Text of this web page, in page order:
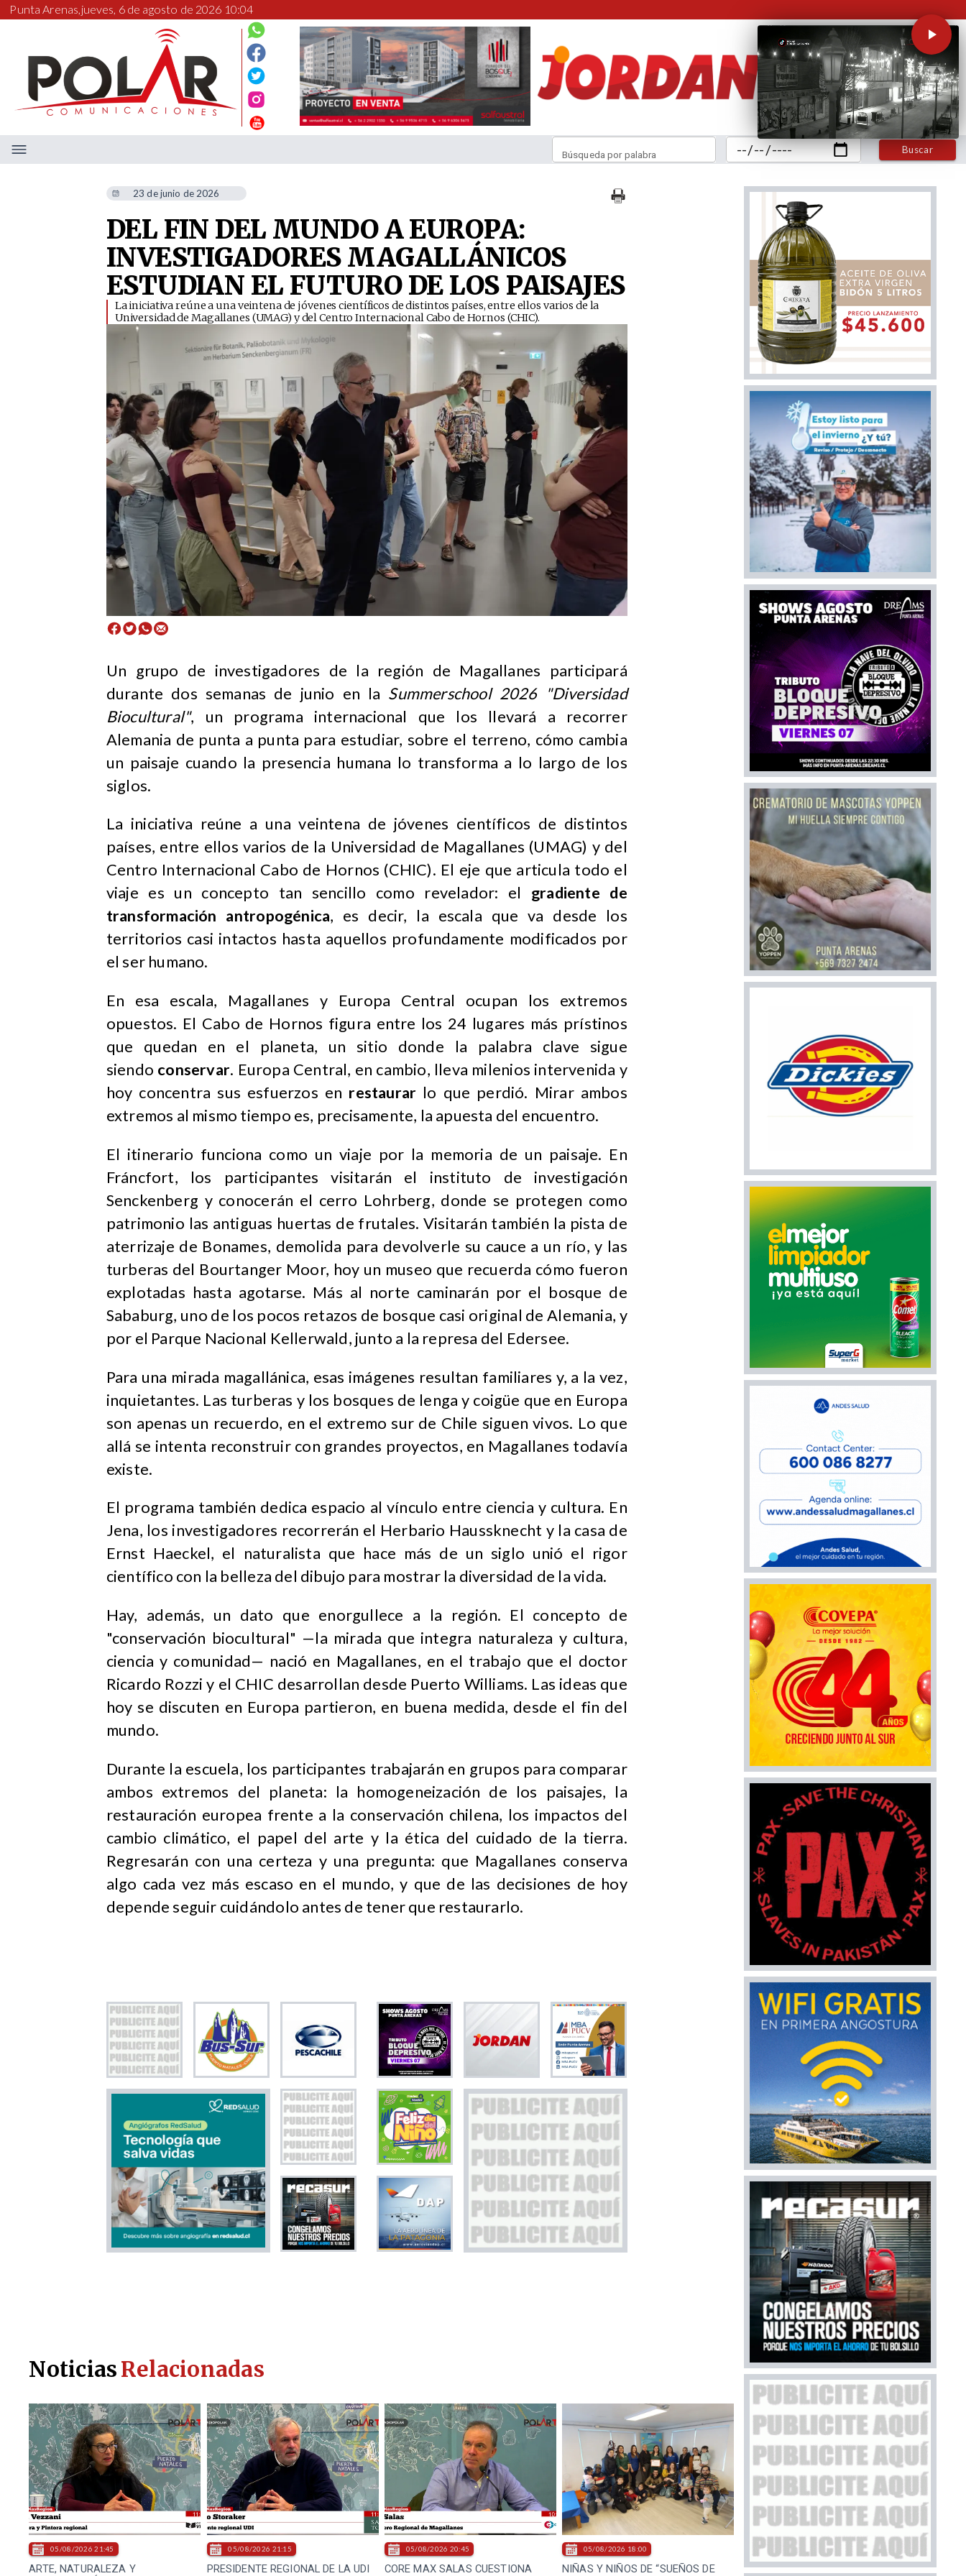
Punta Arenas,jueves, 6 de agosto de 2026 10:04
Buscar
Búsqueda por palabra
23 de junio de 2026
DEL FIN DEL MUNDO A EUROPA:
INVESTIGADORES MAGALLÁNICOS
ESTUDIAN EL FUTURO DE LOS PAISAJES
La iniciativa reúne a una veintena de jóvenes científicos de distintos países, entre ellos varios de la
Universidad de Magallanes (UMAG) y del Centro Internacional Cabo de Hornos (CHIC).
Un grupo de investigadores de la región de Magallanes participará
durante dos semanas de junio en la Summerschool 2026 "Diversidad
Biocultural", un programa internacional que los llevará a recorrer
Alemania de punta a punta para estudiar, sobre el terreno, cómo cambia
un paisaje cuando la presencia humana lo transforma a lo largo de los
siglos.
La iniciativa reúne a una veintena de jóvenes científicos de distintos
países, entre ellos varios de la Universidad de Magallanes (UMAG) y del
Centro Internacional Cabo de Hornos (CHIC). El eje que articula todo el
viaje es un concepto tan sencillo como revelador: el gradiente de
transformación antropogénica, es decir, la escala que va desde los
territorios casi intactos hasta aquellos profundamente modificados por
el ser humano.
En esa escala, Magallanes y Europa Central ocupan los extremos
opuestos. El Cabo de Hornos figura entre los 24 lugares más prístinos
que quedan en el planeta, un sitio donde la palabra clave sigue
siendo conservar. Europa Central, en cambio, lleva milenios intervenida y
hoy concentra sus esfuerzos en restaurar lo que perdió. Mirar ambos
extremos al mismo tiempo es, precisamente, la apuesta del encuentro.
El itinerario funciona como un viaje por la memoria de un paisaje. En
Fráncfort, los participantes visitarán el instituto de investigación
Senckenberg y conocerán el cerro Lohrberg, donde se protegen como
patrimonio las antiguas huertas de frutales. Visitarán también la pista de
aterrizaje de Bonames, demolida para devolverle su cauce a un río, y las
turberas del Bourtanger Moor, hoy un museo que recuerda cómo fueron
explotadas hasta agotarse. Más al norte caminarán por el bosque de
Sababurg, uno de los pocos retazos de bosque casi original de Alemania, y
por el Parque Nacional Kellerwald, junto a la represa del Edersee.
Para una mirada magallánica, esas imágenes resultan familiares y, a la vez,
inquietantes. Las turberas y los bosques de lenga y coigüe que en Europa
son apenas un recuerdo, en el extremo sur de Chile siguen vivos. Lo que
allá se intenta reconstruir con grandes proyectos, en Magallanes todavía
existe.
El programa también dedica espacio al vínculo entre ciencia y cultura. En
Jena, los investigadores recorrerán el Herbario Haussknecht y la casa de
Ernst Haeckel, el naturalista que hace más de un siglo unió el rigor
científico con la belleza del dibujo para mostrar la diversidad de la vida.
Hay, además, un dato que enorgullece a la región. El concepto de
"conservación biocultural" —la mirada que integra naturaleza y cultura,
ciencia y comunidad— nació en Magallanes, en el trabajo que el doctor
Ricardo Rozzi y el CHIC desarrollan desde Puerto Williams. Las ideas que
hoy se discuten en Europa partieron, en buena medida, desde el fin del
mundo.
Durante la escuela, los participantes trabajarán en grupos para comparar
ambos extremos del planeta: la homogeneización de los paisajes, la
restauración europea frente a la conservación chilena, los impactos del
cambio climático, el papel del arte y la ética del cuidado de la tierra.
Regresarán con una certeza y una pregunta: que Magallanes conserva
algo cada vez más escaso en el mundo, y que de las decisiones de hoy
depende seguir cuidándolo antes de tener que restaurarlo.
ARTE, NATURALEZA Y
05/08/2026 21:45
PRESIDENTE REGIONAL DE LA UDI
05/08/2026 21:15
CORE MAX SALAS CUESTIONA
05/08/2026 20:45
NIÑAS Y NIÑOS DE “SUEÑOS DE
05/08/2026 18:00
NoticiasRelacionadas